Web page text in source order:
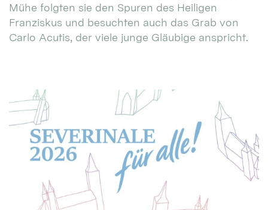
Mühe folgten sie den Spuren des Heiligen
Franziskus und besuchten auch das Grab von
Carlo Acutis, der viele junge Gläubige anspricht.